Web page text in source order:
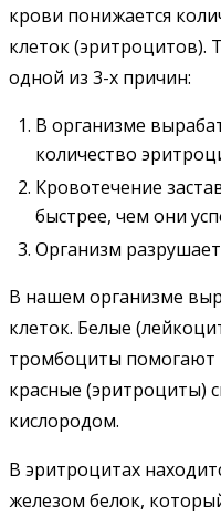
крови понижается
клеток (эритроцитов).
одной из 3-х причин:
В организме
количество
Кровотечение
быстрее, чем они
Организм
В нашем организме
клеток. Белые
тромбоциты помогают
красные (эритроциты)
кислородом.
В эритроцитах
железом белок,